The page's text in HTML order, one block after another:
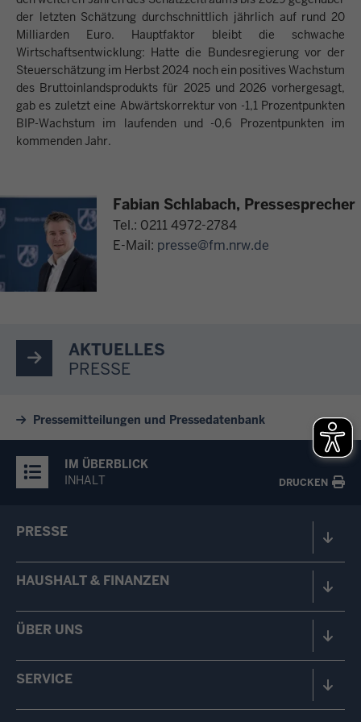
der letzten Schätzung durchschnittlich jährlich auf rund 20
Milliarden Euro. Hauptfaktor bleibt die schwache
Wirtschaftsentwicklung: Hatte die Bundesregierung vor der
Steuerschätzung im Herbst 2024 noch ein positives Wachstum
des Bruttoinlandsprodukts für 2025 und 2026 vorhergesagt,
gab es zuletzt eine Abwärtskorrektur von -1,1 Prozentpunkten
BIP-Wachstum im laufenden und -0,6 Prozentpunkten im
kommenden Jahr.
Fabian Schlabach, Pressesprecher
Tel.: 0211 4972-2784
E-Mail: presse@fm.nrw.de
AKTUELLES
PRESSE
Pressemitteilungen und Pressedatenbank
IM ÜBERBLICK
INHALT
DRUCKEN
PRESSE
HAUSHALT & FINANZEN
ÜBER UNS
SERVICE